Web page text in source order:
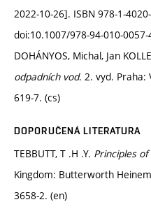
2022-10-26]. ISBN 978-1-
doi:10.1007/978-94-010-0057-
DOHÁNYOS, Michal, Jan
odpadních vod. 2. vyd. Praha:
619-7. (cs)
DOPORUČENÁ LITERATURA
TEBBUTT, T .H .Y. Principles
Kingdom: Butterworth
3658-2. (en)